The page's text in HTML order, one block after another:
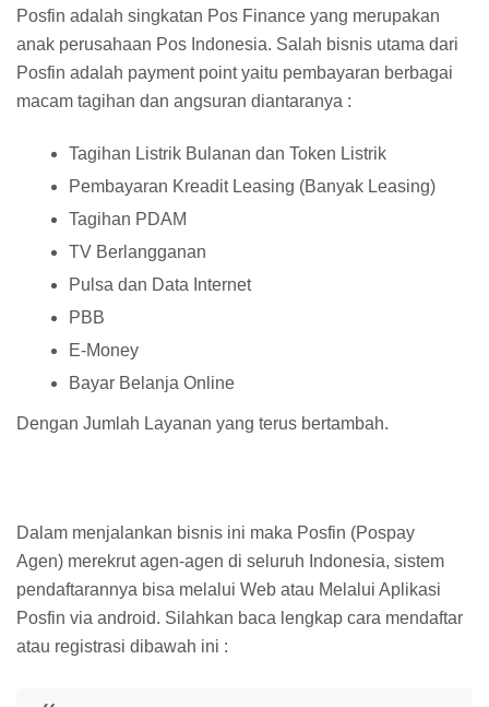
Posfin adalah singkatan Pos Finance yang merupakan
anak perusahaan Pos Indonesia. Salah bisnis utama dari
Posfin adalah payment point yaitu pembayaran berbagai
macam tagihan dan angsuran diantaranya :
Tagihan Listrik Bulanan dan Token Listrik
Pembayaran Kreadit Leasing (Banyak Leasing)
Tagihan PDAM
TV Berlangganan
Pulsa dan Data Internet
PBB
E-Money
Bayar Belanja Online
Dengan Jumlah Layanan yang terus bertambah.
Dalam menjalankan bisnis ini maka Posfin (Pospay
Agen) merekrut agen-agen di seluruh Indonesia, sistem
pendaftarannya bisa melalui Web atau Melalui Aplikasi
Posfin via android. Silahkan baca lengkap cara mendaftar
atau registrasi dibawah ini :